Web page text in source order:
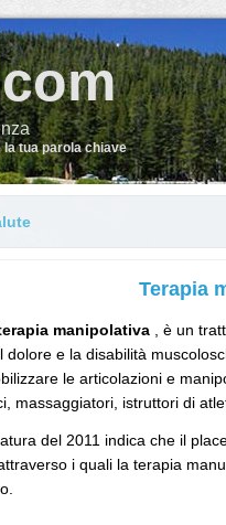
la tua parola chiave
Terapia
manipolativa , è un
dolore e la disabilità
le articolazioni e
massaggiatori, istruttori di
del 2011 indica che il
i quali la terapia